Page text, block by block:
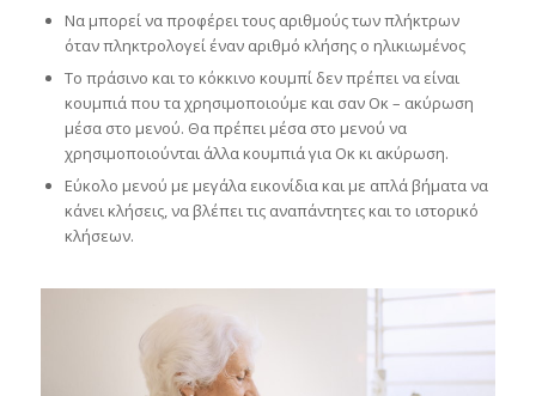
Να μπορεί να προφέρει τους αριθμούς των πλήκτρων
όταν πληκτρολογεί έναν αριθμό κλήσης ο ηλικιωμένος
Το πράσινο και το κόκκινο κουμπί δεν πρέπει να είναι
κουμπιά που τα χρησιμοποιούμε και σαν Οκ – ακύρωση
μέσα στο μενού. Θα πρέπει μέσα στο μενού να
χρησιμοποιούνται άλλα κουμπιά για Οκ κι ακύρωση.
Εύκολο μενού με μεγάλα εικονίδια και με απλά βήματα να
κάνει κλήσεις, να βλέπει τις αναπάντητες και το ιστορικό
κλήσεων.